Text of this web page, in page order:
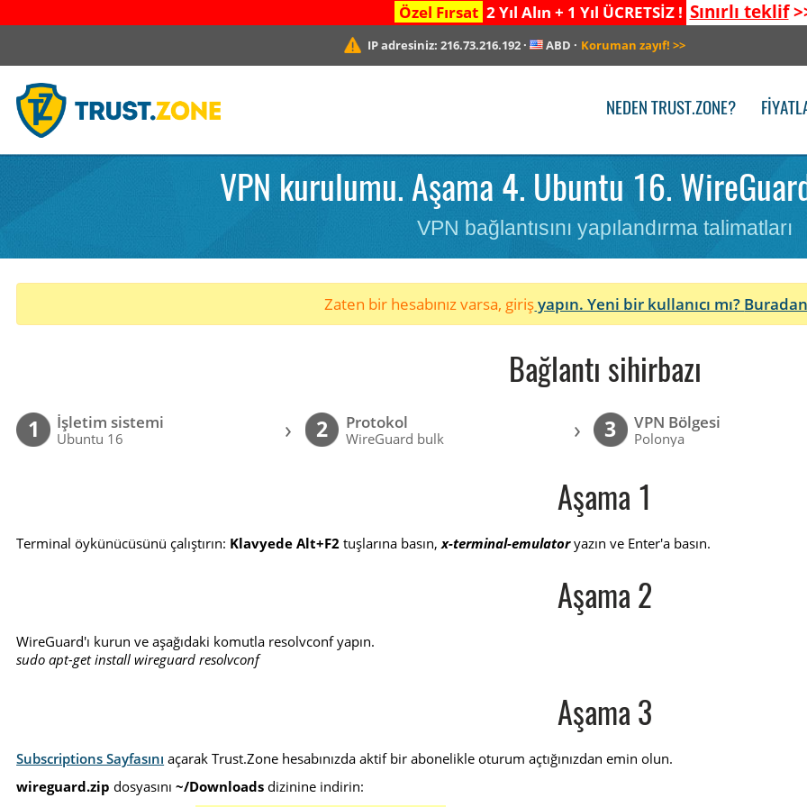
Özel Fırsat 2 Yıl Alın + 1 Yıl ÜCRETSİZ ! Sınırlı teklif
IP adresiniz:216.73.216.192 · ABD · Koruman zayıf! >>
NEDEN TRUST.ZONE?
VPN kurulumu. Aşama 4. Ubuntu 16.
VPN bağlantısını yapılandırma talimatları
Zaten bir hesabınız varsa, girişyapın. Yeni bir kullanıcı mı?
Bağlantı sihirbazı
1 İşletim sistemi
Ubuntu 16 › 2 Protokol
WireGuard bulk › 3 VPN Bölgesi
Polonya
Aşama 1
Terminal öykünücüsünü çalıştırın: Klavyede Alt+F2 tuşlarına basın,x-terminal-emulatoryazın ve Enter'a basın.
Aşama 2
WireGuard'ı kurun ve aşağıdaki komutla resolvconf yapın.
sudo apt-get install wireguard resolvconf
Aşama 3
Subscriptions Sayfasını açarak Trust.Zone hesabınızda aktif bir abonelikle oturum açtığınızdan emin olun.
wireguard.zip dosyasını~/Downloads dizinine indirin: